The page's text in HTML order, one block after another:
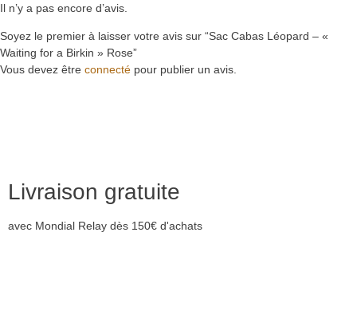
Il n’y a pas encore d’avis.
Soyez le premier à laisser votre avis sur “Sac Cabas Léopard – «
Waiting for a Birkin » Rose”
Vous devez être connecté pour publier un avis.
Livraison gratuite
avec Mondial Relay dès 150€ d'achats